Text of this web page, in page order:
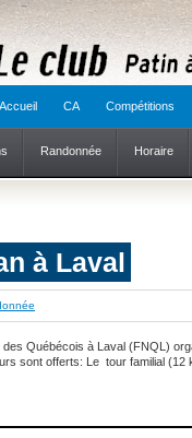
Accueil CA Compétitions
Randonnée Horaire
à Laval
Québécois à Laval (FNQL)
sont offerts: Le tour familial